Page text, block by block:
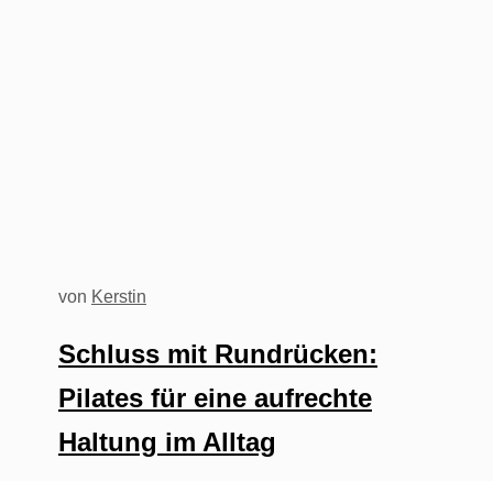
Schluss mit Rundrücken:
Pilates für eine aufrechte
Haltung im Alltag
von Kerstin